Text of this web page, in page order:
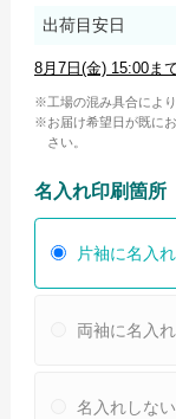
今治起毛フェイ
今治あぜ織フ
高吸水フェイ
サンプル請求フ
見積請求フォー
出荷目安日
工場の混み具合によ
お届け希望日が既に
さい。
名入れ印刷箇所
片袖に名入れ
両袖に名入れ
名入れしない